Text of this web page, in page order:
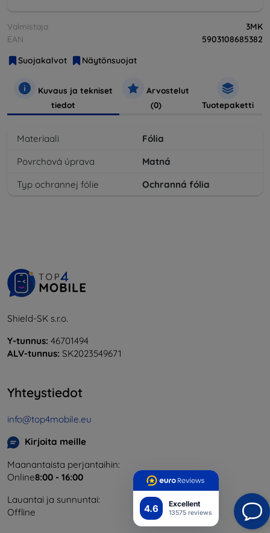
4.6 Excellent
13575 reviews
Valmistaja
3MK
EAN
5903108685382
Suojakalvot
Näytönsuojat
Kuvaus ja tekniset
tiedot
Arvostelut
(0)
Tuotepaketti
Materiaali
Fólia
Povrchová úprava
Matná
Typ ochrannej fólie
Ochranná fólia
Shield-SK s.r.o.
Y-tunnus: 46701494
ALV-tunnus: SK2023549671
Yhteystiedot
info@top4mobile.eu
Kirjoita meille
Maanantaista perjantaihin:
Online8:00 - 16:00
Lauantai ja sunnuntai:
Offline